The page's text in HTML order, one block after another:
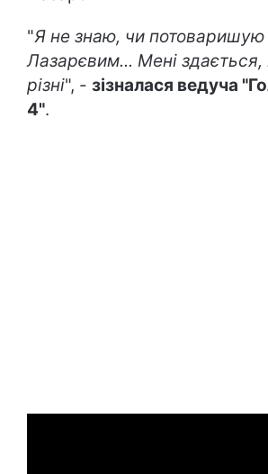
"Я не знаю, чи потоваришую
Лазарєвим... Мені здається,
різні", - зізналася ведуча
4".